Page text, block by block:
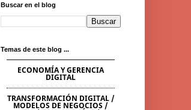
Buscar en el blog
Temas de este blog ...
ECONOMÍA Y GERENCIA
DIGITAL
TRANSFORMACIÓN DIGITAL /
MODELOS DE NEGOCIOS /